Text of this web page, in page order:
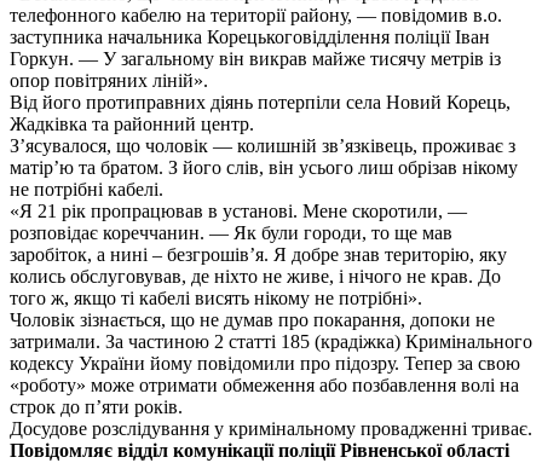
телефонного кабелю на території району, — повідомив в.о.
заступника начальника Корецькоговідділення поліції Іван
Горкун. — У загальному він викрав майже тисячу метрів із
опор повітряних ліній».
Від його протиправних діянь потерпіли села Новий Корець,
Жадківка та районний центр.
З’ясувалося, що чоловік — колишній зв’язківець, проживає з
матір’ю та братом. З його слів, він усього лиш обрізав нікому
не потрібні кабелі.
«Я 21 рік пропрацював в установі. Мене скоротили, —
розповідає кореччанин. — Як були городи, то ще мав
заробіток, а нині – безгрошів’я. Я добре знав територію, яку
колись обслуговував, де ніхто не живе, і нічого не крав. До
того ж, якщо ті кабелі висять нікому не потрібні».
Чоловік зізнається, що не думав про покарання, допоки не
затримали. За частиною 2 статті 185 (крадіжка) Кримінального
кодексу України йому повідомили про підозру. Тепер за свою
«роботу» може отримати обмеження або позбавлення волі на
строк до п’яти років.
Досудове розслідування у кримінальному провадженні триває.
Повідомляє відділ комунікації поліції Рівненської області